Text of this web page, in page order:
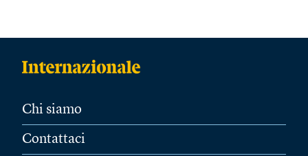
Chi siamo
Contattaci